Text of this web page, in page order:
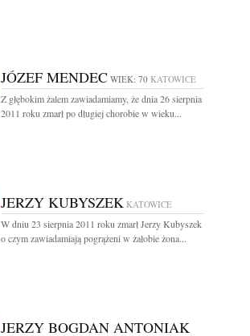
JÓZEF MENDEC WIEK: 70 KATOWICE
Z głębokim żalem zawiadamiamy, że dnia 26 sierpnia
2011 roku zmarł po długiej chorobie w wieku...
JERZY KUBYSZEK KATOWICE
W dniu 23 sierpnia 2011 roku zmarł Jerzy Kubyszek
o czym zawiadamiają pogrążeni w żałobie żona...
JERZY BOGDAN ANTONIAK